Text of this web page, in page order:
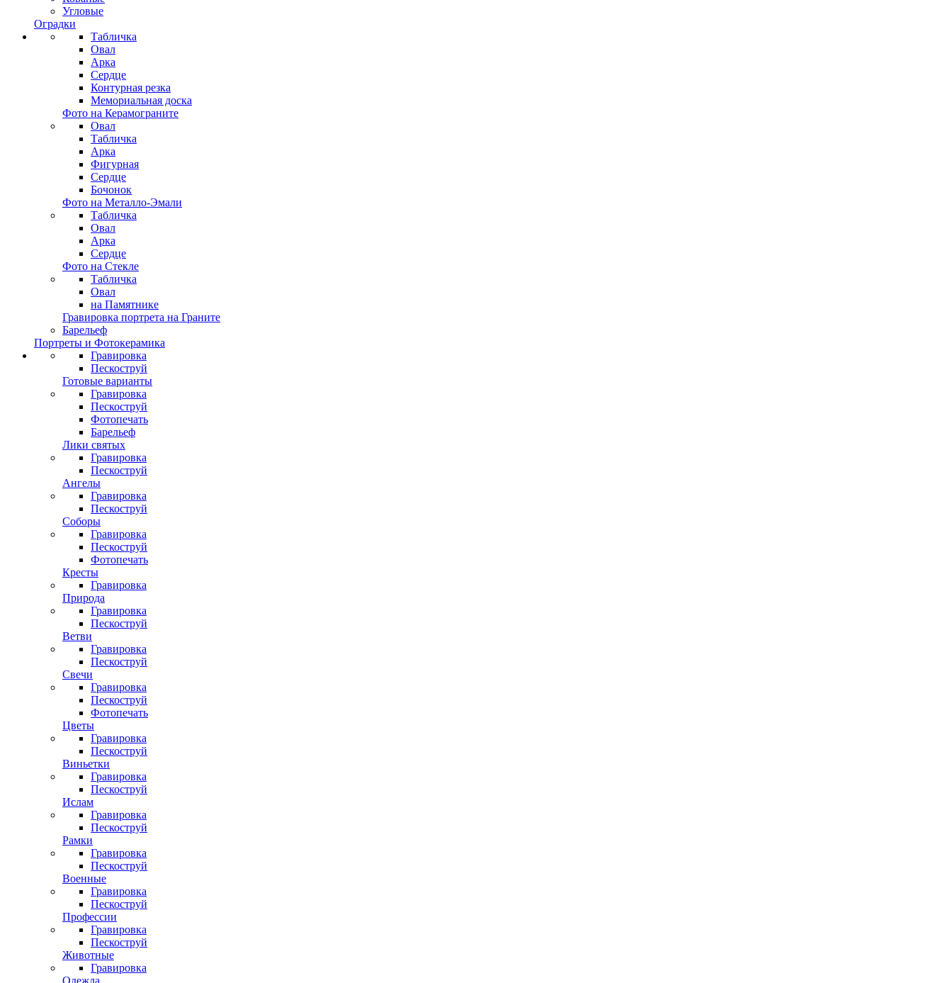
Угловые
Оградки
Табличка
Овал
Арка
Сердце
Контурная резка
Мемориальная доска
Фото на Керамограните
Овал
Табличка
Арка
Фигурная
Сердце
Бочонок
Фото на Металло-Эмали
Табличка
Овал
Арка
Сердце
Фото на Стекле
Табличка
Овал
на Памятнике
Гравировка портрета на Граните
Барельеф
Портреты и Фотокерамика
Гравировка
Пескоструй
Готовые варианты
Гравировка
Пескоструй
Фотопечать
Барельеф
Лики святых
Гравировка
Пескоструй
Ангелы
Гравировка
Пескоструй
Соборы
Гравировка
Пескоструй
Фотопечать
Кресты
Гравировка
Природа
Гравировка
Пескоструй
Ветви
Гравировка
Пескоструй
Свечи
Гравировка
Пескоструй
Фотопечать
Цветы
Гравировка
Пескоструй
Виньетки
Гравировка
Пескоструй
Ислам
Гравировка
Пескоструй
Рамки
Гравировка
Пескоструй
Военные
Гравировка
Пескоструй
Профессии
Гравировка
Пескоструй
Животные
Гравировка
Одежда